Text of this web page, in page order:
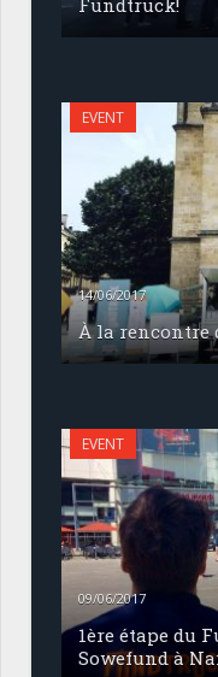
Fundtruck!
EVENT
14/06/2017
À la rencontre
EVENT
09/06/2017
1ère étape du
Sowefund à